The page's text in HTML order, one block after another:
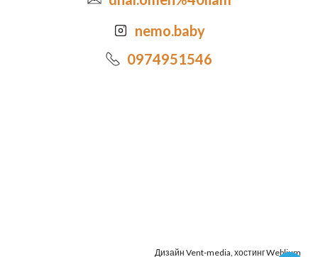
nemo.baby
0974951546
Дизайн Vent-media , хостингWeblium